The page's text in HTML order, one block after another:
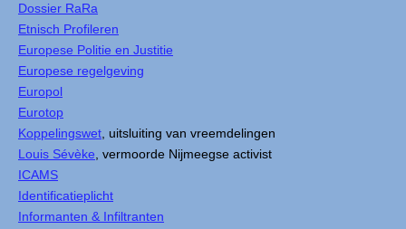
Dossier RaRa
Etnisch Profileren
Europese Politie en Justitie
Europese regelgeving
Europol
Eurotop
Koppelingswet , uitsluiting van vreemdelingen
Louis Sévèke , vermoorde Nijmeegse activist
ICAMS
Identificatieplicht
Informanten & Infiltranten